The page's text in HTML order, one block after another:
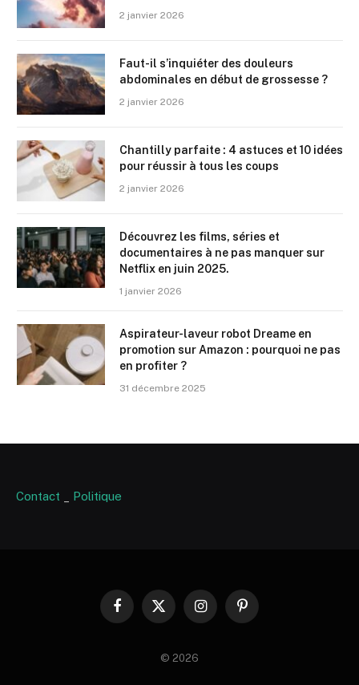
2 janvier 2026
Faut-il s’inquiéter des douleurs
abdominales en début de grossesse ?
2 janvier 2026
Chantilly parfaite : 4 astuces et 10 idées
pour réussir à tous les coups
2 janvier 2026
Découvrez les films, séries et
documentaires à ne pas manquer sur
Netflix en juin 2025.
1 janvier 2026
Aspirateur-laveur robot Dreame en
promotion sur Amazon : pourquoi ne pas
en profiter ?
31 décembre 2025
Contact Politique
Facebook
X
InstagramPinterest
© 2026